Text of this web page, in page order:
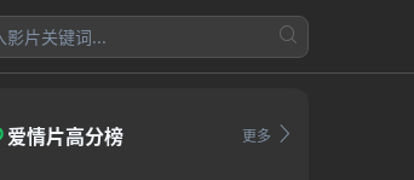
更多
爱情片高分榜